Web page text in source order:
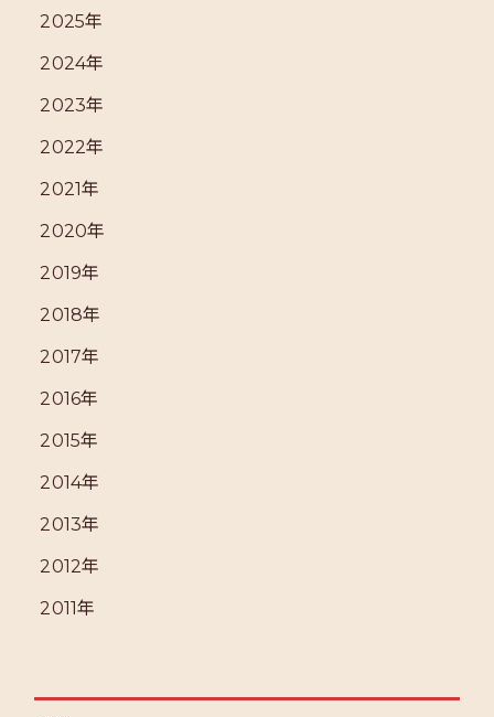
2025年
2024年
2023年
2022年
2021年
2020年
2019年
2018年
2017年
2016年
2015年
2014年
2013年
2012年
2011年